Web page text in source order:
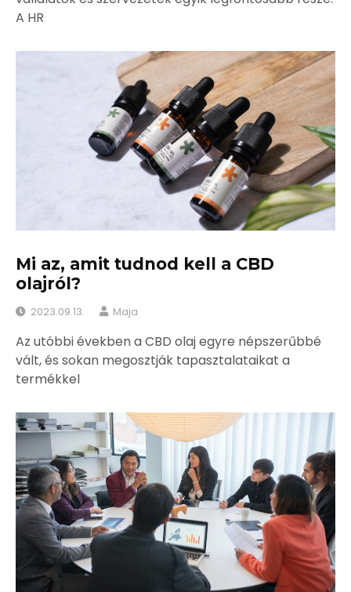
A HR
Mi az, amit tudnod kell a CBD
olajról?
2023.09.13. Maja
Az utóbbi években a CBD olaj egyre népszerűbbé
vált, és sokan megosztják tapasztalataikat a
termékkel